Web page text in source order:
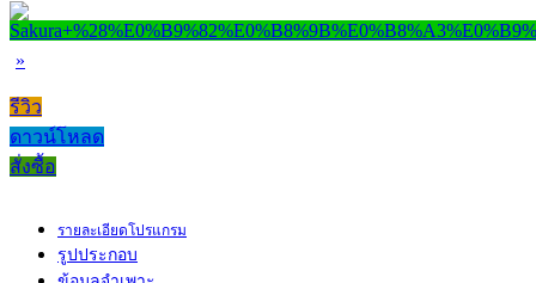
»
รีวิว
ดาวน์โหลด
สั่งซื้อ
รายละเอียดโปรแกรม
รูปประกอบ